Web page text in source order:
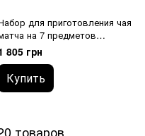
для приготовления чая
на 7 предметов
805 грн
Купить
товаров